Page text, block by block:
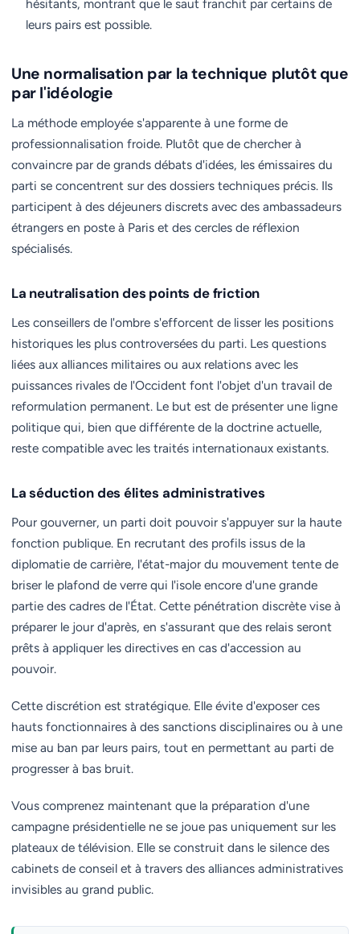
hésitants, montrant que le saut franchit par certains de
leurs pairs est possible.
Une normalisation par la technique plutôt que
par l'idéologie
La méthode employée s'apparente à une forme de
professionnalisation froide. Plutôt que de chercher à
convaincre par de grands débats d'idées, les émissaires du
parti se concentrent sur des dossiers techniques précis. Ils
participent à des déjeuners discrets avec des ambassadeurs
étrangers en poste à Paris et des cercles de réflexion
spécialisés.
La neutralisation des points de friction
Les conseillers de l'ombre s'efforcent de lisser les positions
historiques les plus controversées du parti. Les questions
liées aux alliances militaires ou aux relations avec les
puissances rivales de l'Occident font l'objet d'un travail de
reformulation permanent. Le but est de présenter une ligne
politique qui, bien que différente de la doctrine actuelle,
reste compatible avec les traités internationaux existants.
La séduction des élites administratives
Pour gouverner, un parti doit pouvoir s'appuyer sur la haute
fonction publique. En recrutant des profils issus de la
diplomatie de carrière, l'état-major du mouvement tente de
briser le plafond de verre qui l'isole encore d'une grande
partie des cadres de l'État. Cette pénétration discrète vise à
préparer le jour d'après, en s'assurant que des relais seront
prêts à appliquer les directives en cas d'accession au
pouvoir.
Cette discrétion est stratégique. Elle évite d'exposer ces
hauts fonctionnaires à des sanctions disciplinaires ou à une
mise au ban par leurs pairs, tout en permettant au parti de
progresser à bas bruit.
Vous comprenez maintenant que la préparation d'une
campagne présidentielle ne se joue pas uniquement sur les
plateaux de télévision. Elle se construit dans le silence des
cabinets de conseil et à travers des alliances administratives
invisibles au grand public.